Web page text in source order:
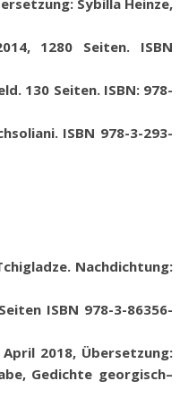
Sybilla Heinze,
1280 Seiten. ISBN
130 Seiten. ISBN: 978-
ISBN 978-3-293-
Nachdichtung:
ISBN 978-3-86356-
2018, Übersetzung:
Gedichte georgisch–